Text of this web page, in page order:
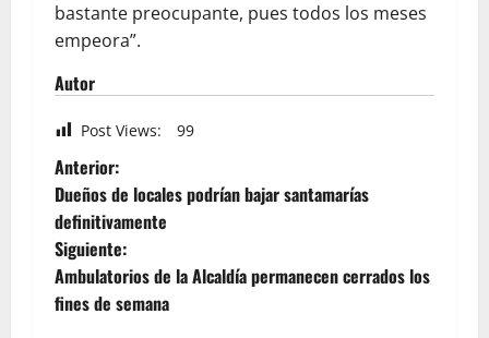
bastante preocupante, pues todos los meses
empeora”.
Autor
Post Views: 99
Anterior:
Dueños de locales podrían bajar santamarías
definitivamente
Siguiente:
Ambulatorios de la Alcaldía permanecen cerrados los
fines de semana